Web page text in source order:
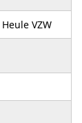
VZW